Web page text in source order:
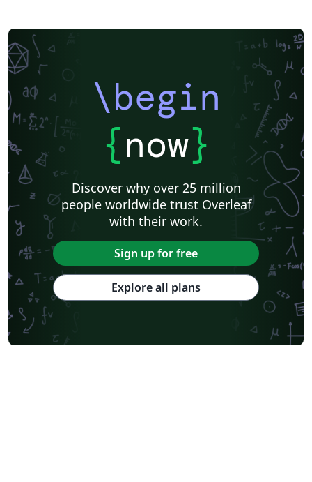
\begin
{now}
Discover why over 25 million
people worldwide trust Overleaf
with their work.
Sign up for free
Explore all plans